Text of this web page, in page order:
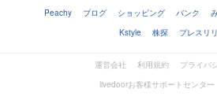
Peachy ブログ ショッピング バンク
Kstyle
株探 プレスリ
運営会社 利用規約
プライバ
livedoorお客様サポートセンター